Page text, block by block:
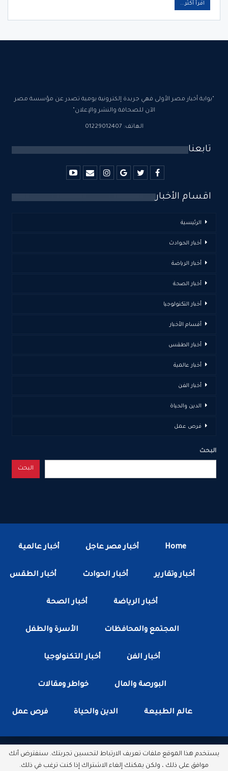
اقرأ أكثر...
"بوابة أخبار مصر الأولى فهي جريدة إلكترونية يومية تصدر عن مؤسسة مصر
الآن للصحافة والنشر والإعلان"
الهاتف: 01229012407
تابعنا
اقسام الأخبار
الرئيسية
أخبار الحوادث
أخبار الرياضة
أخبار الصحة
أخبار التكنولوجيا
أقسام الأخبار
أخبار الطقس
أخبار عالمية
أخبار الفن
الدين والحياة
فرص عمل
البحث
البحث
Home أخبار مصر عاجل أخبار عالمية
أخبار وتقارير أخبار الحوادث أخبار الطقس
أخبار الرياضة أخبار الصحة
المجتمع والمحافظات الأسرة والطفل
أخبار الفن أخبار التكنولوجيا
البورصة والمال خواطر ومقالات
عالم الطبيعة الدين والحياة فرص عمل
جميع الحقوق محفوظة لدى شبكة أخبار مصر الأن.
مطور بواسطة :سكتور وب
يستخدم هذا الموقع ملفات تعريف الارتباط لتحسين تجربتك. سنفترض أنك
موافق على ذلك ، ولكن يمكنك إلغاء الاشتراك إذا كنت ترغب في ذلك.